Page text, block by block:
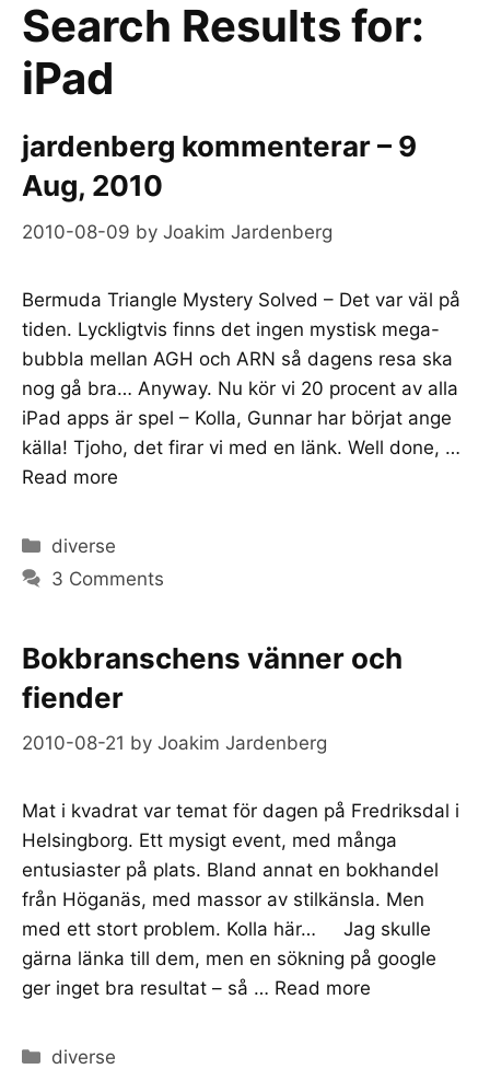
Search Results for:
iPad
jardenberg kommenterar – 9
Aug, 2010
2010-08-09 by Joakim Jardenberg
Bermuda Triangle Mystery Solved – Det var väl på
tiden. Lyckligtvis finns det ingen mystisk mega-
bubbla mellan AGH och ARN så dagens resa ska
nog gå bra… Anyway. Nu kör vi 20 procent av alla
iPad apps är spel – Kolla, Gunnar har börjat ange
källa! Tjoho, det firar vi med en länk. Well done, …
Read more
Categories
diverse
3 Comments
Bokbranschens vänner och
fiender
2010-08-21 by Joakim Jardenberg
Mat i kvadrat var temat för dagen på Fredriksdal i
Helsingborg. Ett mysigt event, med många
entusiaster på plats. Bland annat en bokhandel
från Höganäs, med massor av stilkänsla. Men
med ett stort problem. Kolla här… Jag skulle
gärna länka till dem, men en sökning på google
ger inget bra resultat – så … Read more
Categories
diverse